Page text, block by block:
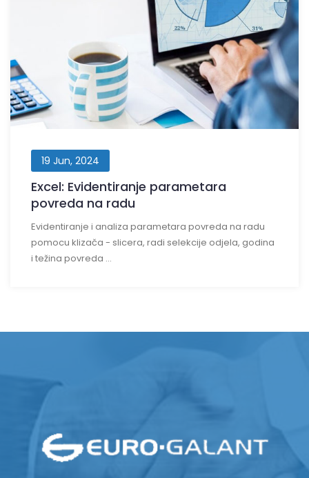
19 Jun, 2024
Excel: Evidentiranje parametara
povreda na radu
Evidentiranje i analiza parametara povreda na radu
pomocu klizača - slicera, radi selekcije odjela, godina
i težina povreda ...